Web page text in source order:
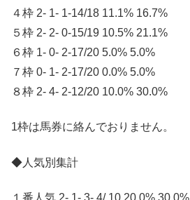
４枠 2- 1- 1-14/18 11.1% 16.7%
５枠 2- 2- 0-15/19 10.5% 21.1%
６枠 1- 0- 2-17/20 5.0% 5.0%
７枠 0- 1- 2-17/20 0.0% 5.0%
８枠 2- 4- 2-12/20 10.0% 30.0%
1枠は馬券に絡んでおりません。
◆人気別集計
１番人気 2- 1- 3- 4/ 10 20.0% 30.0%